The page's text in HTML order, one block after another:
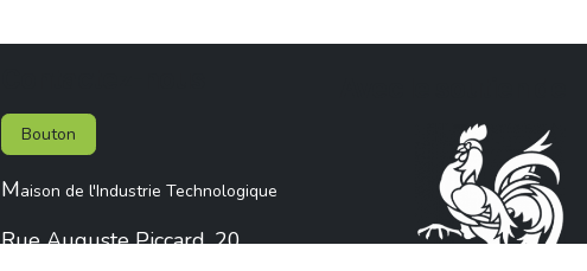
Bouton
Maison de l'Industrie Technologique
Rue Auguste Piccard, 20